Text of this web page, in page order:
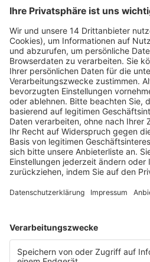
Fashion meets Law – Legal
Fachmedien Recht und Wirtschaft
Ein Fachbereich der
dfv Mediengruppe
Mainzer Landstr. 251
60326 Frankfurt am Main
E-Mail:info@ruw.de
Web:https://www.ruw.de
AGB
Datenschutzerklärung